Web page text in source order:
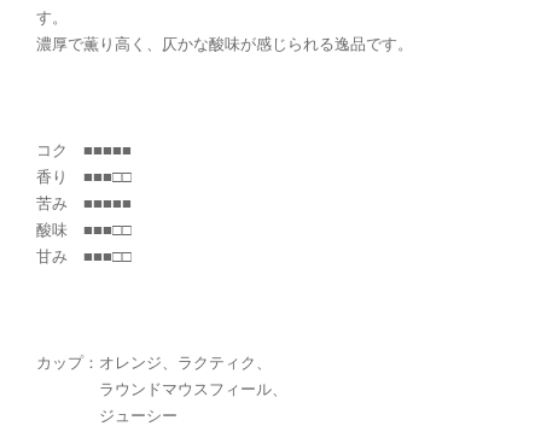
す。
濃厚で薫り高く、仄かな酸味が感じられる逸品です。
コク ■■■■■
香り ■■■□□
苦み ■■■■■
酸味 ■■■□□
甘み ■■■□□
カップ：オレンジ、ラクティク、
ラウンドマウスフィール、
ジューシー